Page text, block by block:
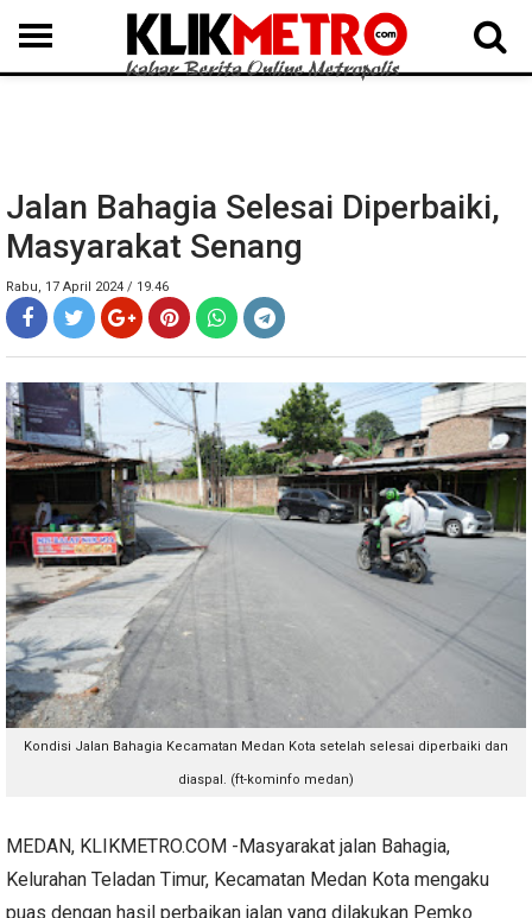
MEDAN LANGKAT DAIRI SAMOSIR TAPUT BATUBARA DELISERDANG
Jalan Bahagia Selesai Diperbaiki,
Masyarakat Senang
Rabu, 17 April 2024 / 19.46
Kondisi Jalan Bahagia Kecamatan Medan Kota setelah selesai diperbaiki dan
diaspal. (ft-kominfo medan)
MEDAN, KLIKMETRO.COM -Masyarakat jalan Bahagia,
Kelurahan Teladan Timur, Kecamatan Medan Kota mengaku
puas dengan hasil perbaikan jalan yang dilakukan Pemko